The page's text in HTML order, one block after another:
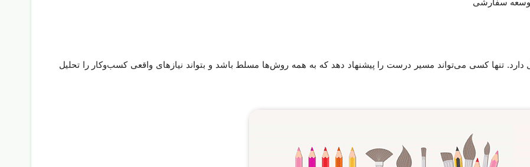
سفارشی
دارد. تنها کسی می‌تواند مسیر درست را پیشنهاد دهد که به همه روش‌ها مسلط باشد و بتواند نیازهای واقعی کسب‌وکار را تحلیل